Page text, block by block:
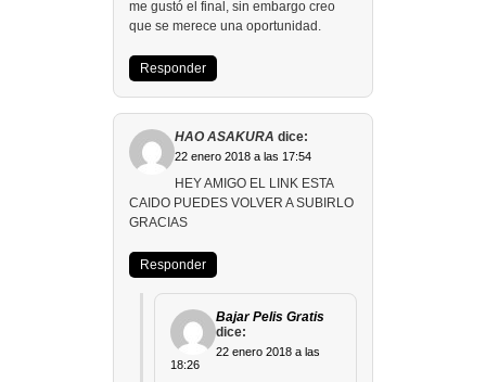
me gustó el final, sin embargo creo
que se merece una oportunidad.
Responder
HAO ASAKURA dice:
22 enero 2018 a las 17:54
HEY AMIGO EL LINK ESTA
CAIDO PUEDES VOLVER A SUBIRLO
GRACIAS
Responder
Bajar Pelis Gratis
dice:
22 enero 2018 a las
18:26